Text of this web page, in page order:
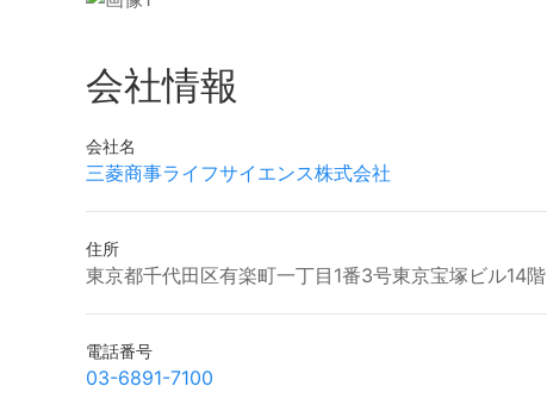
会社情報
会社名
三菱商事ライフサイエンス株式会社
住所
東京都千代田区有楽町一丁目1番3号東京宝塚ビル14階
電話番号
03-6891-7100